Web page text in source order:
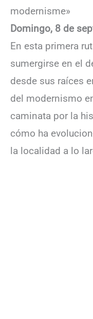
modernisme»
Domingo, 8 de
En esta primera
sumergirse en el
desde sus raíces
del modernismo
caminata por la
cómo ha
la localidad a lo